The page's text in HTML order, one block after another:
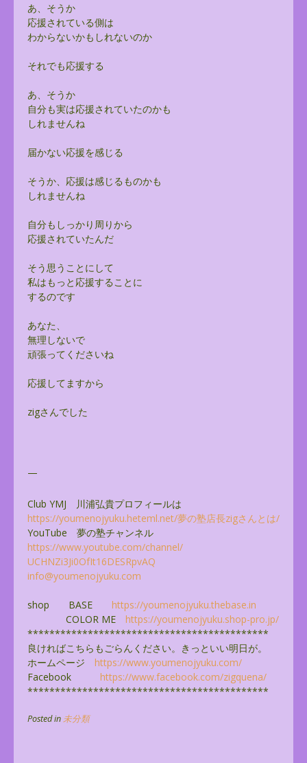
あ、そうか
応援されている側は
わからないかもしれないのか
それでも応援する
あ、そうか
自分も実は応援されていたのかも
しれませんね
届かない応援を感じる
そうか、応援は感じるものかも
しれませんね
自分もしっかり周りから
応援されていたんだ
そう思うことにして
私はもっと応援することに
するのです
あなた、
無理しないで
頑張ってくださいね
応援してますから
zigさんでした
—
Club YMJ 川浦弘貴プロフィールは
https://youmenojyuku.heteml.net/夢の塾店長zigさんとは/
YouTube 夢の塾チャンネル
https://www.youtube.com/channel/
UCHNZi3Ji0OfIt16DESRpvAQ
info@youmenojyuku.com
shop BASE https://youmenojyuku.thebase.in
COLOR ME https://youmenojyuku.shop-pro.jp/
********************************************
良ければこちらもごらんください。きっといい明日が。
ホームページ https://www.youmenojyuku.com/
Facebook https://www.facebook.com/zigquena/
********************************************
Posted in未分類